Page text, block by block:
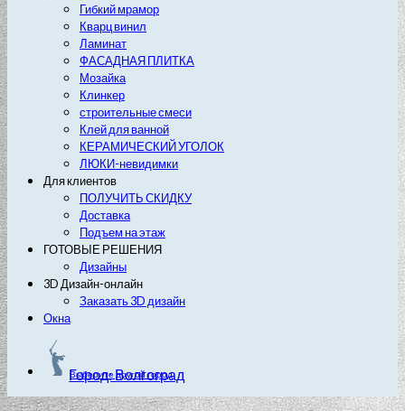
Гибкий мрамор
Кварц винил
Ламинат
ФАСАДНАЯ ПЛИТКА
Мозайка
Клинкер
строительные смеси
Клей для ванной
КЕРАМИЧЕСКИЙ УГОЛОК
ЛЮКИ-невидимки
Для клиентов
ПОЛУЧИТЬ СКИДКУ
Доставка
Подъем на этаж
ГОТОВЫЕ РЕШЕНИЯ
Дизайны
3D Дизайн-онлайн
Заказать 3D дизайн
Окна
Город: Волгоград
Выберите другой город